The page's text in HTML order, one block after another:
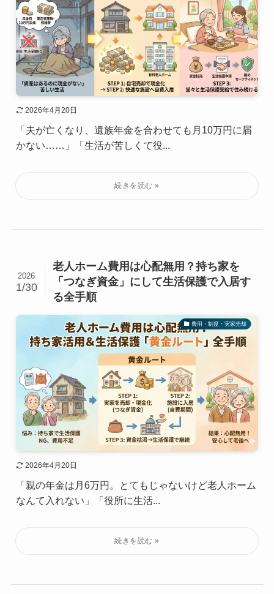
2026年4月20日
「夫が亡くなり、遺族年金を合わせても月10万円に届
かない……」「生活が苦しくて役...
老人ホーム費用は心配無用？持ち家を
「つなぎ資金」にして生活保護で入居す
る全手順
2026
1/30
費用・制度・実家売却
2026年4月20日
「親の年金は月6万円。とてもじゃないけど老人ホーム
なんて入れない」「役所に生活...